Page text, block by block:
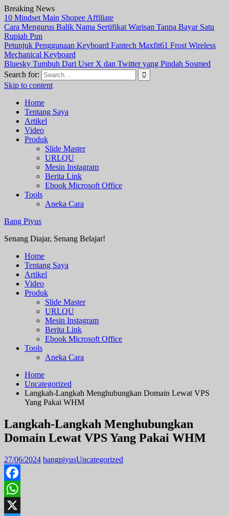
Breaking News
10 Mindset Main Shopee Affiliate
Cara Mengurus Balik Nama Sertifikat Warisan Tanpa Bayar Satu
Rupiah Pun
Petunjuk Penggunaan Keyboard Fantech Maxfit61 Frost Wireless
Mechanical Keyboard
Bluesky Tumbuh Dari User X dan Twitter yang Pindah Sosmed
Search for:
Skip to content
Home
Tentang Saya
Artikel
Video
Produk
Slide Master
URLQU
Mesin Instagram
Berita Link
Ebook Microsoft Office
Tools
Aneka Cara
Bang Piyus
Senang Diajar, Senang Belajar!
Home
Tentang Saya
Artikel
Video
Produk
Slide Master
URLQU
Mesin Instagram
Berita Link
Ebook Microsoft Office
Tools
Aneka Cara
Home
Uncategorized
Langkah-Langkah Menghubungkan Domain Lewat VPS
Yang Pakai WHM
Langkah-Langkah Menghubungkan
Domain Lewat VPS Yang Pakai WHM
27/06/2024 bangpiyusUncategorized
Facebook
WhatsApp